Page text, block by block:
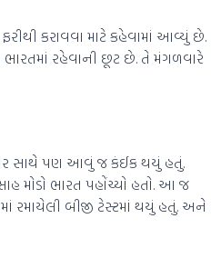
કરાવવા માટે કહેવામાં આવ્યું છે.
રહેવાની છૂટ છે. તે મંગળવારે
સાથે પણ આવું જ કંઈક થયું હતું.
મોડો ભારત પહોંચ્યો હતો. આ જ
રમાયેલી બીજી ટેસ્ટમાં થયું હતું. અને